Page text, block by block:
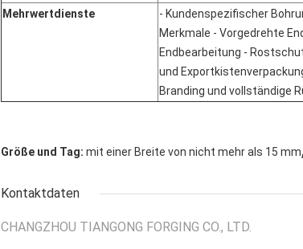
Mehrwertdienste
- Kundenspezifischer
Merkmale - Vorgedrehte
Endbearbeitung -
und
Branding und vollständige
Größe und Tag: mit einer Breite von nicht mehr als 15 mm,
Kontaktdaten
CHANGZHOU TIANGONG FORGING CO., LTD.